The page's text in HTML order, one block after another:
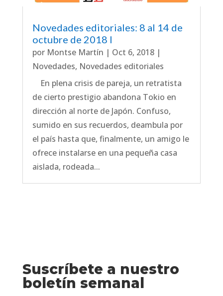
Novedades editoriales: 8 al 14 de
octubre de 2018 I
por Montse Martín | Oct 6, 2018|
Novedades, Novedades editoriales
En plena crisis de pareja, un retratista
de cierto prestigio abandona Tokio en
dirección al norte de Japón. Confuso,
sumido en sus recuerdos, deambula por
el país hasta que, finalmente, un amigo le
ofrece instalarse en una pequeña casa
aislada, rodeada...
Suscríbete a nuestro
boletín semanal